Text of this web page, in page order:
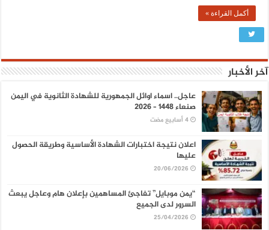
أكمل القراءة »
آخر الأخبار
عاجل.. اسماء اوائل الجمهورية للشهادة الثانوية في اليمن
صنعاء 1448 – 2026
اعلان نتيجة اختبارات الشهادة الأساسية وطريقة الحصول
عليها
20/06/2026
“يمن موبايل” تفاجئ المساهمين بإعلان هام وعاجل يبعث
السرور لدى الجميع
25/04/2026